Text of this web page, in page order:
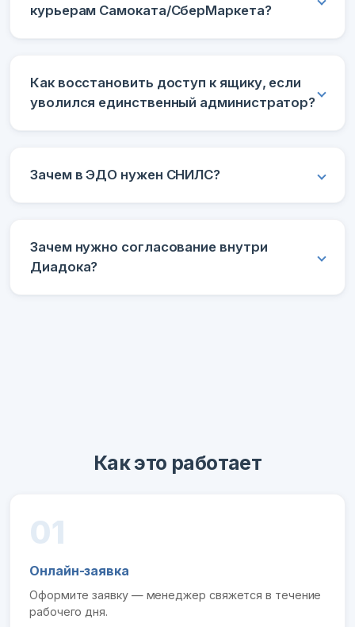
курьерам Самоката/СберМаркета?
Как восстановить доступ к ящику, если
уволился единственный администратор?
Зачем в ЭДО нужен СНИЛС?
Зачем нужно согласование внутри
Диадока?
Как это работает
01
Онлайн-заявка
Оформите заявку — менеджер свяжется в течение
рабочего дня.